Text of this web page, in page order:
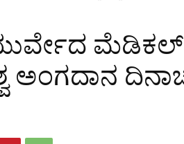
ಮೆಡಿಕಲ್
ಅಂಗದಾನ